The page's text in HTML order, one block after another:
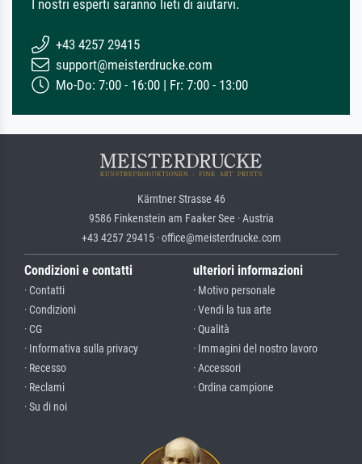
I nostri esperti saranno lieti di aiutarvi.
+43 4257 29415
support@meisterdrucke.com
Mo-Do: 7:00 - 16:00 | Fr: 7:00 - 13:00
Kärntner Strasse 46
9586 Finkenstein am Faaker See · Austria
+43 4257 29415 · office@meisterdrucke.com
Condizioni e contatti
· Contatti
· Condizioni
· CG
· Informativa sulla privacy
· Recesso
· Reclami
· Su di noi
ulteriori informazioni
· Motivo personale
· Vendi la tua arte
· Qualità
· Immagini del nostro lavoro
· Accessori
· Ordina campione